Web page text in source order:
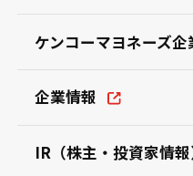
ケンコーマヨネーズ企
企業情報
IR（株主・投資家情報